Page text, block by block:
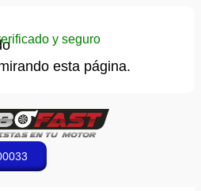
y seguro
esta página.